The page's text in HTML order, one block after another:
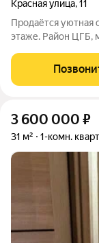
Красная улица,11
Продаётся уютная
этаже. Район ЦГБ,
Просторная
мебель и бытовая
3 600 000 ₽
31 м² 1-комн.